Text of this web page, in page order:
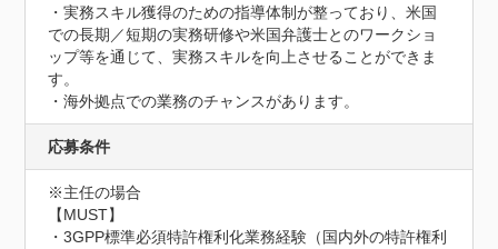
・実務スキル獲得のための指導体制が整っており、米国
での長期／短期の実務研修や米国弁護士とのワークショ
ップ等を通じて、実務スキルを向上させることができま
す。
・海外拠点での業務のチャンスがあります。
応募条件
※主任の場合
【MUST】
・3GPP標準必須特許権利化業務経験（国内外の特許権利